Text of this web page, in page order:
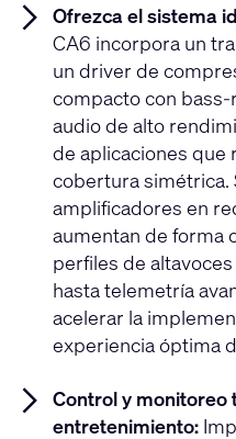
Ofrezca el sistema
CA6 incorpora un
un driver de
compacto con
audio de alto
de aplicaciones que
cobertura simétrica.
amplificadores en
aumentan de forma
perfiles de
hasta telemetría
acelerar la
experiencia óptima
Control y monitoreo
entretenimiento: